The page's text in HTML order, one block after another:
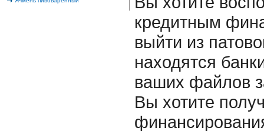
кредитным
выйти из
находятся
ваших файлов
Вы хотите